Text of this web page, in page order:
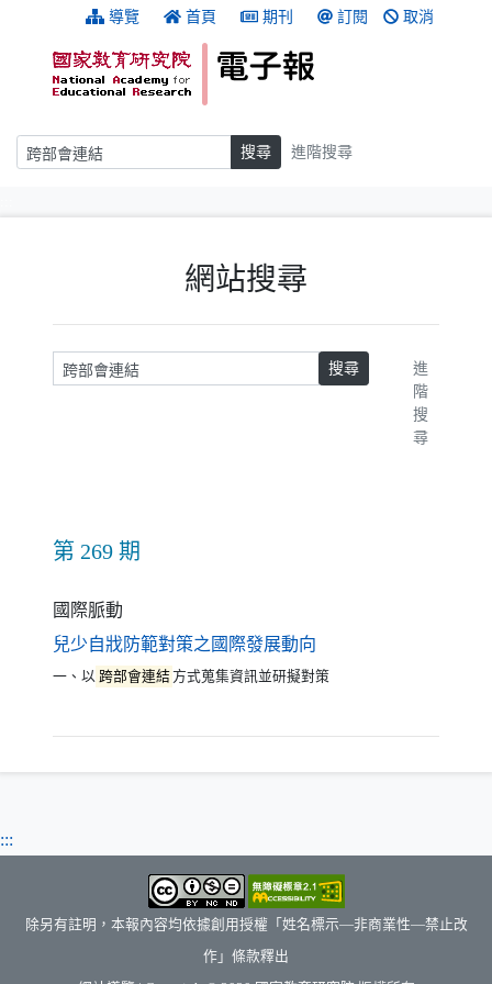
跳到主要內容 導覽 首頁 期刊 訂閱 取消
搜尋 搜尋 進階搜尋
網站搜尋
請輸入關鍵字 搜尋
進
階
搜
尋
第 269 期
國際脈動
兒少自戕防範對策之國際發展動向
一、以 跨部會連結方式蒐集資訊並研擬對策
:::
除另有註明，本報內容均依據創用授權「姓名標示—非商業性—禁止改
作」條款釋出